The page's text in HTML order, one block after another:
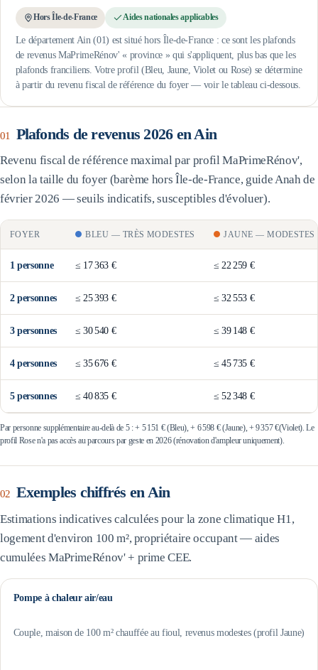
Hors Île-de-France Aides nationales applicables
Le département Ain (01) est situé hors Île-de-France : ce sont les plafonds
de revenus MaPrimeRénov' « province » qui s'appliquent, plus bas que les
plafonds franciliens. Votre profil (Bleu, Jaune, Violet ou Rose) se détermine
à partir du revenu fiscal de référence du foyer — voir le tableau ci-dessous.
01 Plafonds de revenus 2026 enAin
Revenu fiscal de référence maximal par profil MaPrimeRénov',
selon la taille du foyer (barème hors Île-de-France, guide Anah de
février 2026 — seuils indicatifs, susceptibles d'évoluer).
FOYER BLEU — TRÈS MODESTES JAUNE —MODESTES
1 personne ≤ 17 363 € ≤ 22 259 €
2personnes ≤ 25 393 € ≤32 553 €
3personnes ≤30 540 € ≤39 148 €
4personnes ≤35 676 € ≤45 735 €
5personnes ≤40 835 € ≤52 348 €
Par personne supplémentaire au-delà de 5 : + 5 151 €(Bleu), + 6 598 €(Jaune), + 9 357 €(Violet). Le
profil Rose n'a pas accès au parcours par geste en 2026 (rénovation d'ampleur uniquement).
02 Exemples chiffrés enAin
Estimations indicatives calculées pour la zone climatique H1 ,
logement d'environ 100 m², propriétaire occupant — aides
cumulées MaPrimeRénov' + prime CEE.
Pompe à chaleur air/eau
Couple, maison de 100 m² chauffée au fioul, revenus modestes (profil Jaune)